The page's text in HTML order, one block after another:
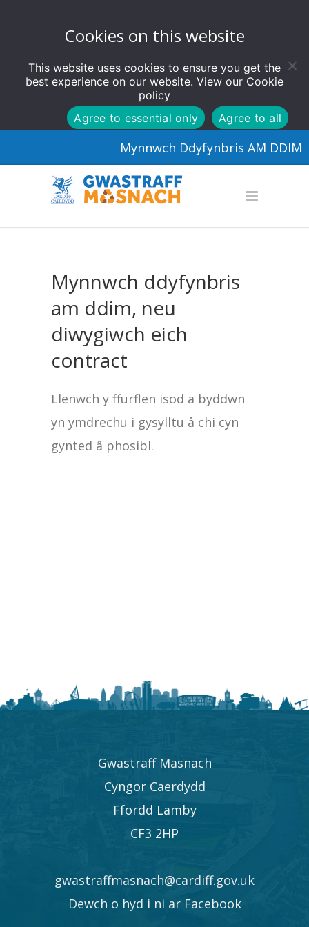
Cookies on this website
This website uses cookies to ensure you get the
best experience on our website. View our Cookie
policy
Agree to all
Agree to essential only
Mynnwch Ddyfynbris AM DDIM
Mynnwch ddyfynbris
am ddim, neu
diwygiwch eich
contract
Llenwch y ffurflen isod a byddwn
yn ymdrechu i gysylltu â chi cyn
gynted â phosibl.
Gwastraff Masnach
Cyngor Caerdydd
Ffordd Lamby
CF3 2HP
gwastraffmasnach@cardiff.gov.uk
Dewch o hyd i ni ar Facebook